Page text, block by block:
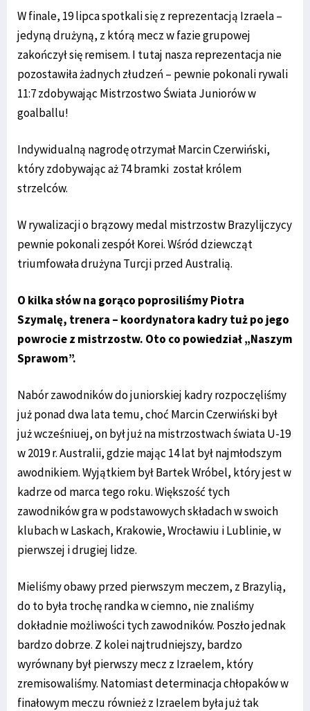
W finale, 19 lipca spotkali się z reprezentacją Izraela –
jedyną drużyną, z którą mecz w fazie grupowej
zakończył się remisem. I tutaj nasza reprezentacja nie
pozostawiła żadnych złudzeń – pewnie pokonali rywali
11:7 zdobywając Mistrzostwo Świata Juniorów w
goalballu!
Indywidualną nagrodę otrzymał Marcin Czerwiński,
który zdobywając aż 74 bramki został królem
strzelców.
W rywalizacji o brązowy medal mistrzostw Brazylijczycy
pewnie pokonali zespół Korei. Wśród dziewcząt
triumfowała drużyna Turcji przed Australią.
O kilka słów na gorąco poprosiliśmy Piotra
Szymalę, trenera – koordynatora kadry tuż po jego
powrocie z mistrzostw. Oto co powiedział „Naszym
Sprawom”.
Nabór zawodników do juniorskiej kadry rozpoczęliśmy
już ponad dwa lata temu, choć Marcin Czerwiński był
już wcześniuej, on był już na mistrzostwach świata U-19
w 2019 r. Australii, gdzie mając 14 lat był najmłodszym
awodnikiem. Wyjątkiem był Bartek Wróbel, który jest w
kadrze od marca tego roku. Większość tych
zawodników gra w podstawowych składach w swoich
klubach w Laskach, Krakowie, Wrocławiu i Lublinie, w
pierwszej i drugiej lidze.
Mieliśmy obawy przed pierwszym meczem, z Brazylią,
do to była trochę randka w ciemno, nie znaliśmy
dokładnie możliwości tych zawodników. Poszło jednak
bardzo dobrze. Z kolei najtrudniejszy, bardzo
wyrównany był pierwszy mecz z Izraelem, który
zremisowaliśmy. Natomiast determinacja chłopaków w
finałowym meczu również z Izraelem była już tak